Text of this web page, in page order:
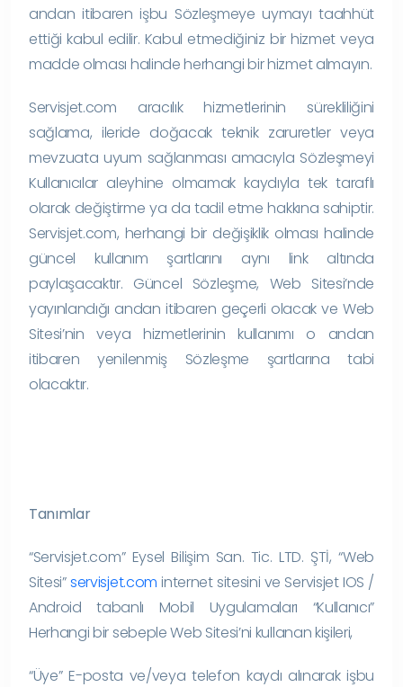
andan itibaren işbu Sözleşmeye uymayı taahhüt
ettiği kabul edilir. Kabul etmediğiniz bir hizmet veya
madde olması halinde herhangi bir hizmet almayın.
Servisjet.com aracılık hizmetlerinin sürekliliğini
sağlama, ileride doğacak teknik zaruretler veya
mevzuata uyum sağlanması amacıyla Sözleşmeyi
Kullanıcılar aleyhine olmamak kaydıyla tek taraflı
olarak değiştirme ya da tadil etme hakkına sahiptir.
Servisjet.com, herhangi bir değişiklik olması halinde
güncel kullanım şartlarını aynı link altında
paylaşacaktır. Güncel Sözleşme, Web Sitesi’nde
yayınlandığı andan itibaren geçerli olacak ve Web
Sitesi’nin veya hizmetlerinin kullanımı o andan
itibaren yenilenmiş Sözleşme şartlarına tabi
olacaktır.
Tanımlar
“Servisjet.com” Eysel Bilişim San. Tic. LTD. ŞTİ, “Web
Sitesi”servisjet.com internet sitesini ve Servisjet IOS /
Android tabanlı Mobil Uygulamaları “Kullanıcı”
Herhangi bir sebeple Web Sitesi’ni kullanan kişileri,
“Üye” E-posta ve/veya telefon kaydı alınarak işbu